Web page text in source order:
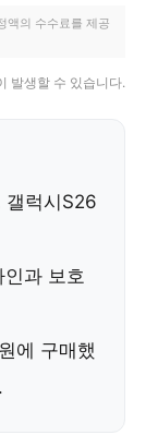
액의 수수료를 제공
발생할 수 있습니다.
갤럭시S26
과 보호
에 구매했